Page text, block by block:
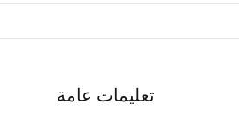
تعليمات عامة